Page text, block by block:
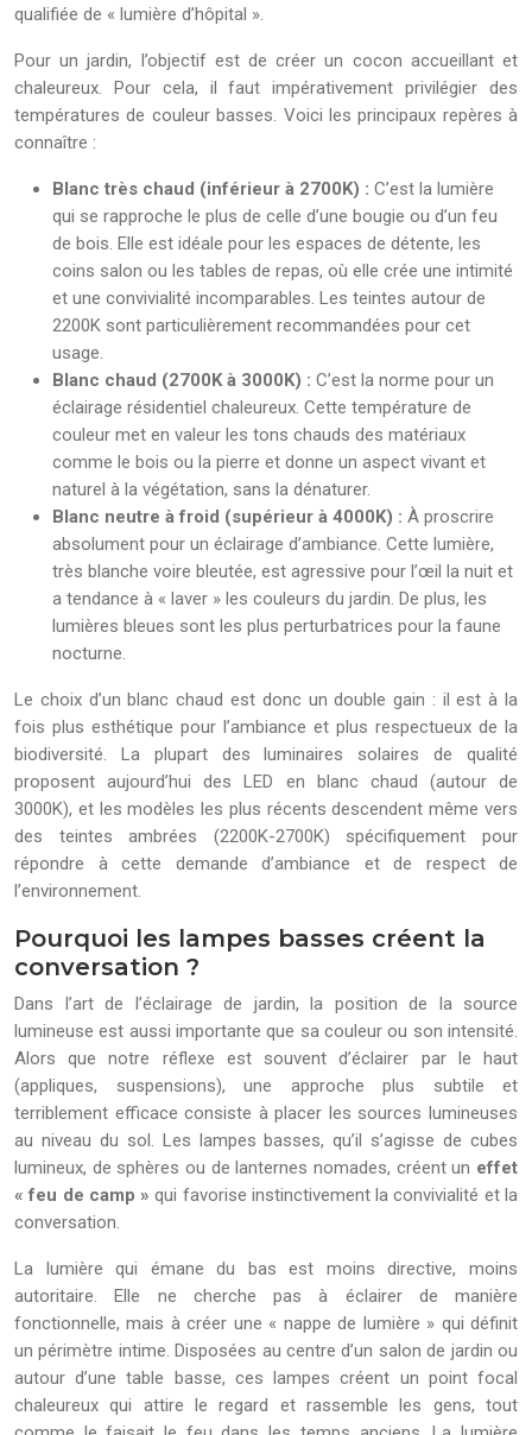
qualifiée de « lumière d’hôpital ».
Pour un jardin, l’objectif est de créer un cocon accueillant et
chaleureux. Pour cela, il faut impérativement privilégier des
températures de couleur basses. Voici les principaux repères à
connaître :
Blanc très chaud (inférieur à 2700K) : C’est la lumière
qui se rapproche le plus de celle d’une bougie ou d’un feu
de bois. Elle est idéale pour les espaces de détente, les
coins salon ou les tables de repas, où elle crée une intimité
et une convivialité incomparables. Les teintes autour de
2200K sont particulièrement recommandées pour cet
usage.
Blanc chaud (2700K à 3000K) : C’est la norme pour un
éclairage résidentiel chaleureux. Cette température de
couleur met en valeur les tons chauds des matériaux
comme le bois ou la pierre et donne un aspect vivant et
naturel à la végétation, sans la dénaturer.
Blanc neutre à froid (supérieur à 4000K) : À proscrire
absolument pour un éclairage d’ambiance. Cette lumière,
très blanche voire bleutée, est agressive pour l’œil la nuit et
a tendance à « laver » les couleurs du jardin. De plus, les
lumières bleues sont les plus perturbatrices pour la faune
nocturne.
Le choix d’un blanc chaud est donc un double gain : il est à la
fois plus esthétique pour l’ambiance et plus respectueux de la
biodiversité. La plupart des luminaires solaires de qualité
proposent aujourd’hui des LED en blanc chaud (autour de
3000K), et les modèles les plus récents descendent même vers
des teintes ambrées (2200K-2700K) spécifiquement pour
répondre à cette demande d’ambiance et de respect de
l’environnement.
Pourquoi les lampes basses créent la
conversation ?
Dans l’art de l’éclairage de jardin, la position de la source
lumineuse est aussi importante que sa couleur ou son intensité.
Alors que notre réflexe est souvent d’éclairer par le haut
(appliques, suspensions), une approche plus subtile et
terriblement efficace consiste à placer les sources lumineuses
au niveau du sol. Les lampes basses, qu’il s’agisse de cubes
lumineux, de sphères ou de lanternes nomades, créent un effet
« feu de camp » qui favorise instinctivement la convivialité et la
conversation.
La lumière qui émane du bas est moins directive, moins
autoritaire. Elle ne cherche pas à éclairer de manière
fonctionnelle, mais à créer une « nappe de lumière » qui définit
un périmètre intime. Disposées au centre d’un salon de jardin ou
autour d’une table basse, ces lampes créent un point focal
chaleureux qui attire le regard et rassemble les gens, tout